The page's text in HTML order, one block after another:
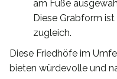
am Fuße
Diese Grabform
zugleich.
Diese Friedhöfe im
bieten würdevolle und